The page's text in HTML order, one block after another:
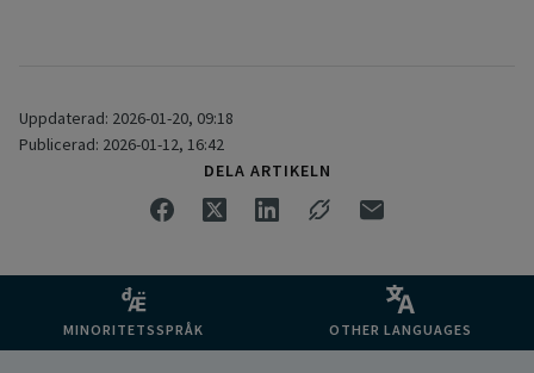
Uppdaterad: 2026-01-20, 09:18
Publicerad: 2026-01-12, 16:42
DELA ARTIKELN
MINORITETSSPRÅK OTHER LANGUAGES